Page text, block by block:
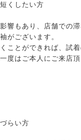
くしたい方
響もあり、店舗での
がございます。
ことができれば、試
度はご本人にご来店
らい方